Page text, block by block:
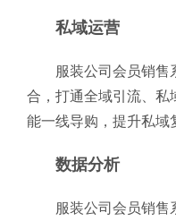
私域运营
服装公司会员销售
合，打通全域引流、私
能一线导购，提升私域
数据分析
服装公司会员销售